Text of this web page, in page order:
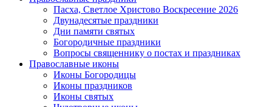
Пасха, Светлое Христово Воскресение 2026
Двунадесятые праздники
Дни памяти святых
Богородичные праздники
Вопросы священнику о постах и праздниках
Православные иконы
Иконы Богородицы
Иконы праздников
Иконы святых